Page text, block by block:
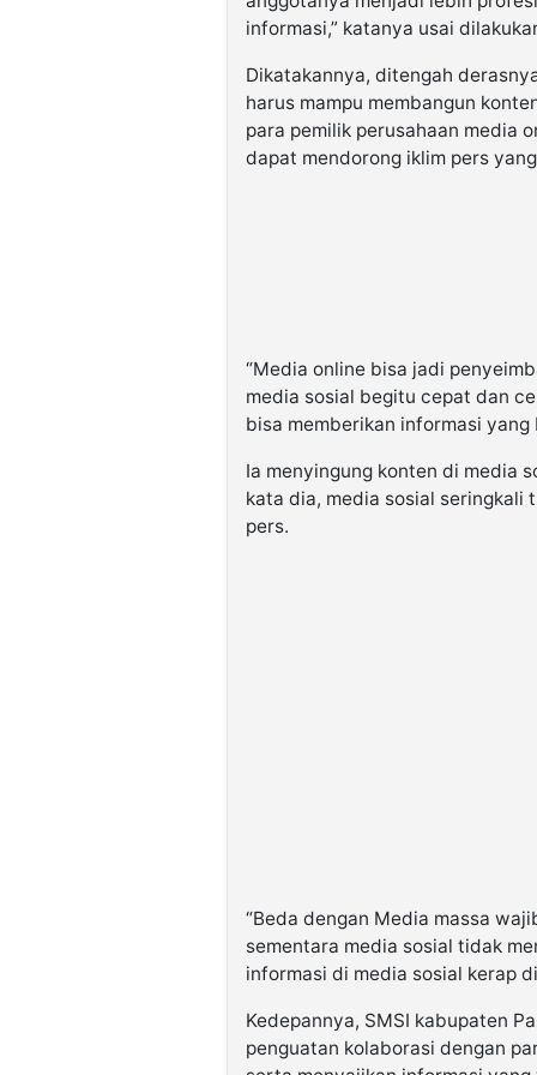
informasi,” katanya usai
Dikatakannya, ditengah
harus mampu membangun
para pemilik perusahaan media
dapat mendorong iklim pers
“Media online bisa jadi
media sosial begitu cepat dan
bisa memberikan informasi
Ia menyingung konten di media
kata dia, media sosial
pers.
“Beda dengan Media massa
sementara media sosial tidak
informasi di media sosial kerap
Kedepannya, SMSI kabupaten
penguatan kolaborasi dengan